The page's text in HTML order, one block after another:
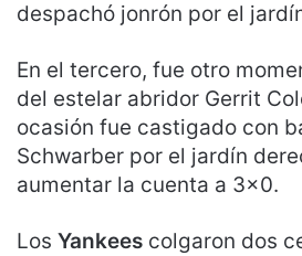
despachó jonrón por el
En el tercero, fue otro
del estelar abridor Gerrit
ocasión fue castigado con
Schwarber por el jardín
aumentar la cuenta a 3×0.
Los Yankees colgaron dos